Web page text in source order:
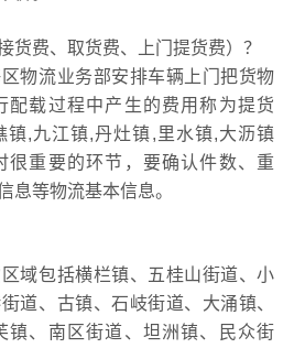
货费、取货费、上门提货费）？
物流业务部安排车辆上门把货物
配载过程中产生的费用称为提货
镇,九江镇,丹灶镇,里水镇,大沥镇
很重要的环节，要确认件数、重
息等物流基本信息。
域包括横栏镇、五桂山街道、小
道、古镇、石岐街道、大涌镇、
镇、南区街道、坦洲镇、民众街